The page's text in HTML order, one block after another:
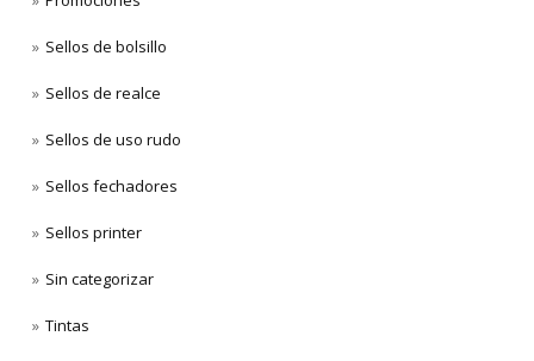
Sellos de bolsillo
Sellos de realce
Sellos de uso rudo
Sellos fechadores
Sellos printer
Sin categorizar
Tintas